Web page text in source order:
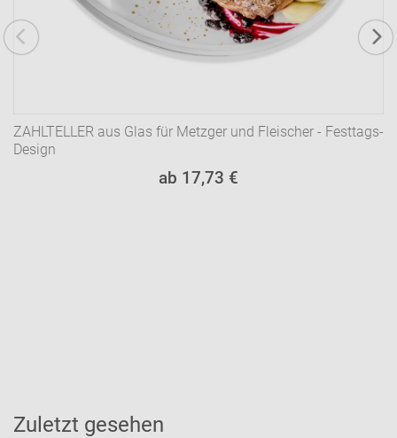
ZAHLTELLER aus Glas für Metzger und Fleischer - Festtags-
Design
ab 17,73 €
Zuletzt gesehen